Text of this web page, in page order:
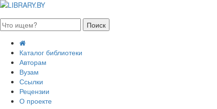
Каталог библиотеки
Авторам
Вузам
Ссылки
Рецензии
О проекте